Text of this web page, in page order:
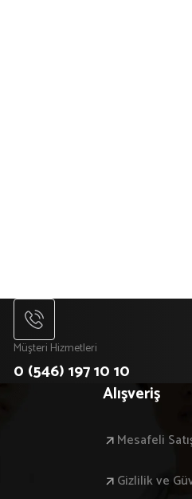
Müşteri Hizmetleri
0 (546) 197 10 10
Alışveriş
Mesafeli
Gizlilik ve